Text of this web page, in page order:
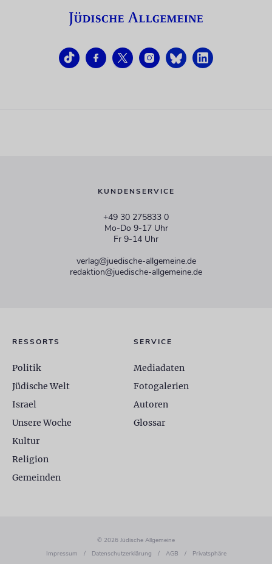
KUNDENSERVICE
+49 30 275833 0
Mo-Do 9-17 Uhr
Fr 9-14 Uhr
verlag@juedische-allgemeine.de
redaktion@juedische-allgemeine.de
RESSORTS
Politik
Jüdische Welt
Israel
Unsere Woche
Kultur
Religion
Gemeinden
SERVICE
Mediadaten
Fotogalerien
Autoren
Glossar
© 2026 Jüdische Allgemeine
Impressum
/ Datenschutzerklärung / AGB / Privatsphäre